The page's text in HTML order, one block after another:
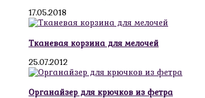
17.05.2018
Тканевая корзина для мелочей
25.07.2012
Органайзер для крючков из фетра